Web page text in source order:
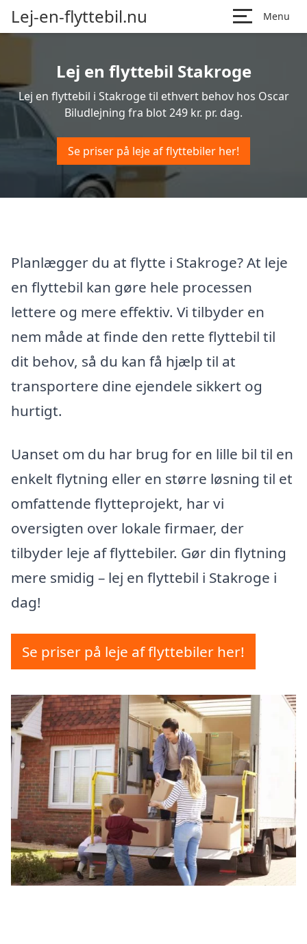
Lej-en-flyttebil.nu Menu
Lej en flyttebil Stakroge
Lej en flyttebil i Stakroge til ethvert behov hos Oscar
Biludlejning fra blot 249 kr. pr. dag.
Se priser på leje af flyttebiler her!
Planlægger du at flytte i Stakroge? At leje
en flyttebil kan gøre hele processen
lettere og mere effektiv. Vi tilbyder en
nem måde at finde den rette flyttebil til
dit behov, så du kan få hjælp til at
transportere dine ejendele sikkert og
hurtigt.
Uanset om du har brug for en lille bil til en
enkelt flytning eller en større løsning til et
omfattende flytteprojekt, har vi
oversigten over lokale firmaer, der
tilbyder leje af flyttebiler. Gør din flytning
mere smidig – lej en flyttebil i Stakroge i
dag!
Se priser på leje af flyttebiler her!